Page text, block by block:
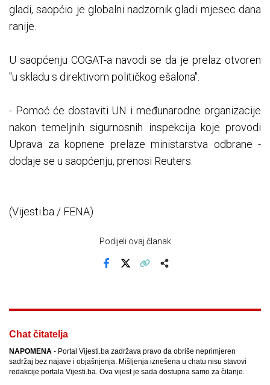
gladi, saopćio je globalni nadzornik gladi mjesec dana
ranije.
U saopćenju COGAT-a navodi se da je prelaz otvoren
"u skladu s direktivom političkog ešalona".
- Pomoć će dostaviti UN i međunarodne organizacije
nakon temeljnih sigurnosnih inspekcija koje provodi
Uprava za kopnene prelaze ministarstva odbrane -
dodaje se u saopćenju, prenosi Reuters.
(Vijesti.ba / FENA)
Podijeli ovaj članak
Chat čitatelja
NAPOMENA - Portal Vijesti.ba zadržava pravo da obriše neprimjeren
sadržaj bez najave i objašnjenja. Mišljenja iznešena u chatu nisu stavovi
redakcije portala Vijesti.ba. Ova vijest je sada dostupna samo za čitanje.